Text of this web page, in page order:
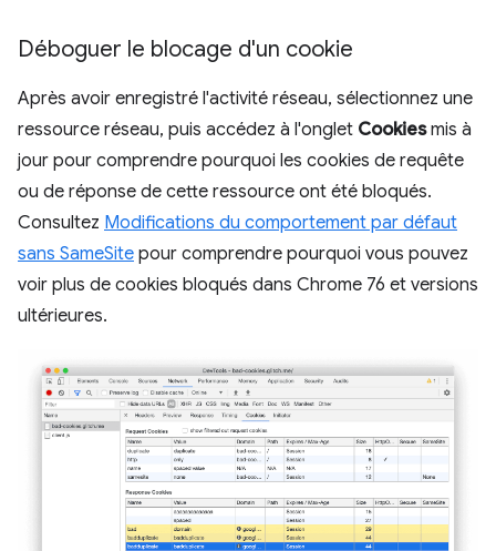
Déboguer le blocage d'un cookie
Après avoir enregistré l'activité réseau, sélectionnez une
ressource réseau, puis accédez à l'onglet Cookiesmis à
jour pour comprendre pourquoi les cookies de requête
ou de réponse de cette ressource ont été bloqués.
Consultez Modifications du comportement par défaut
sans SameSite pour comprendre pourquoi vous pouvez
voir plus de cookies bloqués dans Chrome 76 et versions
ultérieures.